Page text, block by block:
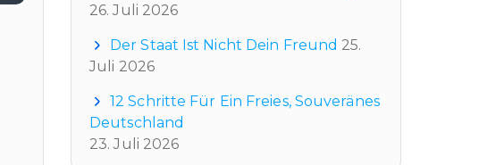
26. Juli 2026
Der Staat Ist Nicht Dein Freund 25.
Juli 2026
12 Schritte Für Ein Freies, Souveränes
Deutschland
23. Juli 2026